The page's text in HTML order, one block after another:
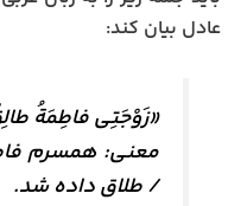
عادل بیان کند:
«زَوْجَتِی فاطِمَةُ
معنی: همسرم
/ طلاق داده شد.